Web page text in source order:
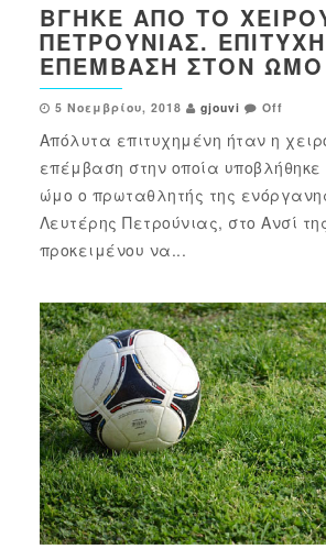
ΒΓΉΚΕ ΑΠΌ ΤΟ
ΠΕΤΡΟΎΝΙΑΣ.
ΕΠΈΜΒΑΣΗ ΣΤΟΝ ΏΜΟ
5 Νοεμβρίου, 2018 gjouvi Off
Απόλυτα επιτυχημένη ήταν η
επέμβαση στην οποία υποβλήθηκε
ώμο ο πρωταθλητής της
Λευτέρης Πετρούνιας, στο Ανσί
προκειμένου να...